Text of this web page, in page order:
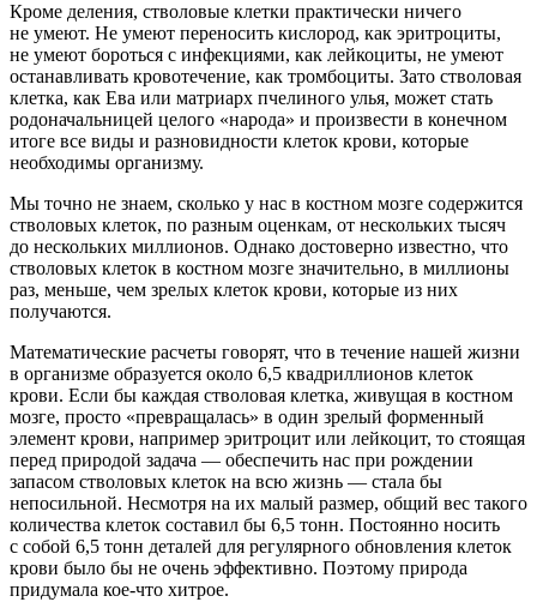
Кроме деления, стволовые клетки практически ничего
не умеют. Не умеют переносить кислород, как эритроциты,
не умеют бороться с инфекциями, как лейкоциты, не умеют
останавливать кровотечение, как тромбоциты. Зато стволовая
клетка, как Ева или матриарх пчелиного улья, может стать
родоначальницей целого «народа» и произвести в конечном
итоге все виды и разновидности клеток крови, которые
необходимы организму.
Мы точно не знаем, сколько у нас в костном мозге содержится
стволовых клеток, по разным оценкам, от нескольких тысяч
до нескольких миллионов. Однако достоверно известно, что
стволовых клеток в костном мозге значительно, в миллионы
раз, меньше, чем зрелых клеток крови, которые из них
получаются.
Математические расчеты говорят, что в течение нашей жизни
в организме образуется около 6,5 квадриллионов клеток
крови. Если бы каждая стволовая клетка, живущая в костном
мозге, просто «превращалась» в один зрелый форменный
элемент крови, например эритроцит или лейкоцит, то стоящая
перед природой задача — обеспечить нас при рождении
запасом стволовых клеток на всю жизнь — стала бы
непосильной. Несмотря на их малый размер, общий вес такого
количества клеток составил бы 6,5 тонн. Постоянно носить
с собой 6,5 тонн деталей для регулярного обновления клеток
крови было бы не очень эффективно. Поэтому природа
придумала кое-что хитрое.